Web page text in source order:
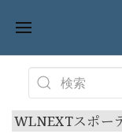
WLNEXTスポー